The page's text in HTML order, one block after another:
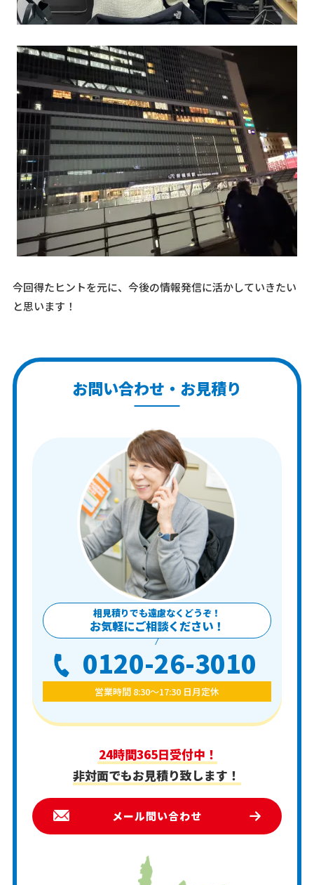
今回得たヒントを元に、今後の情報発信に活かしていきたい
と思います！
お問い合わせ・お見積り
相見積りでも遠慮なくどうぞ！
お気軽にご相談ください！
0120-26-3010
営業時間 8:30〜17:30 日月定休
24時間365日受付中！
非対面でもお見積り致します！
メール問い合わせ